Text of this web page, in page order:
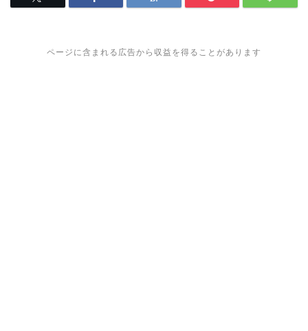
ページに含まれる広告から収益を得ることがあります